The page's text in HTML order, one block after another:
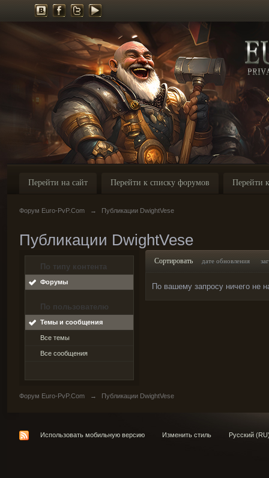
Перейти на сайт Перейти к списку форумов Перейти
Форум Euro-PvP.Com → Публикации DwightVese
Публикации DwightVese
По типу контента
Форумы
По пользователю
Темы и сообщения
Все темы
Все сообщения
Сортировать дате обновления
По вашему запросу ничего не
Форум Euro-PvP.Com → Публикации DwightVese
Использовать мобильную версию Изменить стиль Русский